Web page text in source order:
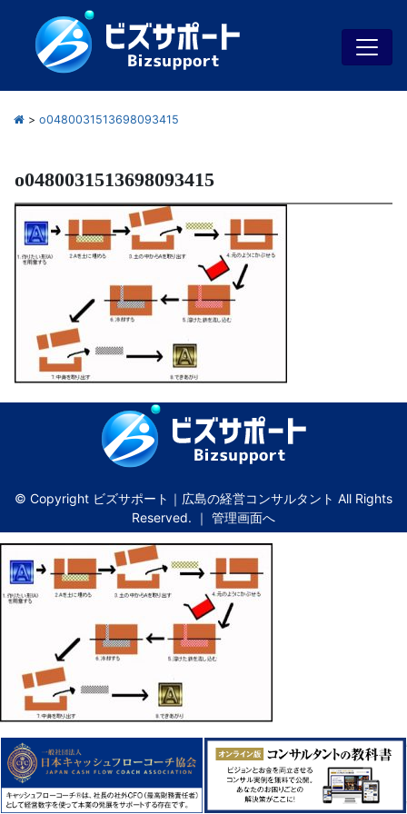
> o0480031513698093415
o0480031513698093415
© Copyright ビズサポート｜広島の経営コンサルタント All Rights
Reserved. ｜ 管理画面へ